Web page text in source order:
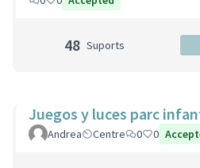
48 Suports
Juegos y luces
Andrea Centre 0 0